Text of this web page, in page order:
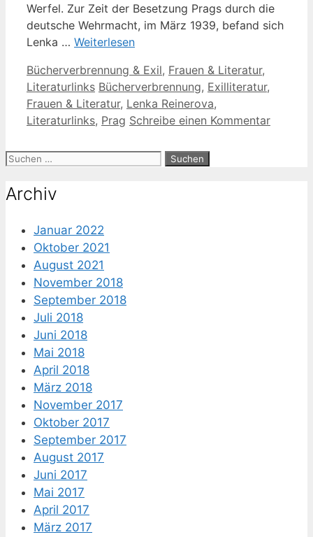
Werfel. Zur Zeit der Besetzung Prags durch die
deutsche Wehrmacht, im März 1939, befand sich
Lenka … Weiterlesen
Kategorien
Bücherverbrennung & Exil, Frauen & Literatur,
Literaturlinks Schlagwörter
Bücherverbrennung, Exilliteratur,
Frauen & Literatur, Lenka Reinerova,
Literaturlinks, Prag Schreibe einen Kommentar
Suche
Archiv
Januar 2022
Oktober 2021
August 2021
November 2018
September 2018
Juli 2018
Juni 2018
Mai 2018
April 2018
März 2018
November 2017
Oktober 2017
September 2017
August 2017
Juni 2017
Mai 2017
April 2017
März 2017